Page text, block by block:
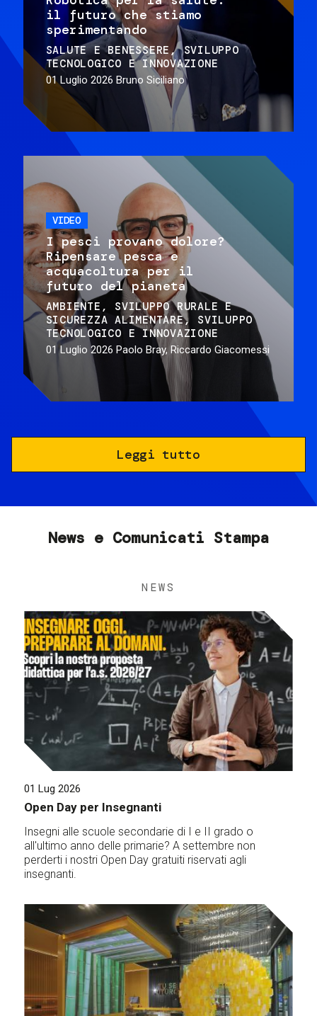
il futuro che stiamo
sperimentando
SALUTE E BENESSERE
SVILUPPO
TECNOLOGICO E INNOVAZIONE
01 Luglio 2026 Bruno Siciliano
VIDEO
I pesci provano dolore?
Ripensare pesca e
acquacoltura per il
futuro del pianeta
AMBIENTE
SVILUPPO RURALE E
SICUREZZA ALIMENTARE
SVILUPPO
TECNOLOGICO E INNOVAZIONE
01 Luglio 2026 Paolo Bray, Riccardo Giacomessi
Leggi tutto
News e Comunicati Stampa
NEWS
01 Lug 2026
Open Day per Insegnanti
Insegni alle scuole secondarie di I e II grado o
all'ultimo anno delle primarie? A settembre non
perderti i nostri Open Day gratuiti riservati agli
insegnanti.